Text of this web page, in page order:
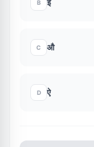
B ई
C औ
D ऐ